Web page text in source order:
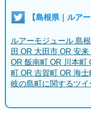
【島根県｜ルア
ルアーモジュール 島
田 OR 大田市 OR 安
OR 飯南町 OR 川本町
町 OR 吉賀町 OR 海
岐の島町に関するツイ